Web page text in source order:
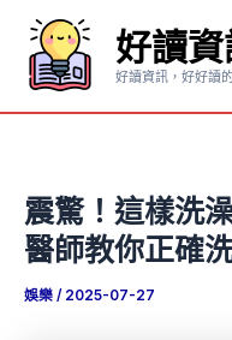
要
好讀
好讀資訊，好好讀
震驚！這樣洗
醫師教你正確
娛樂 / 2025-07-27